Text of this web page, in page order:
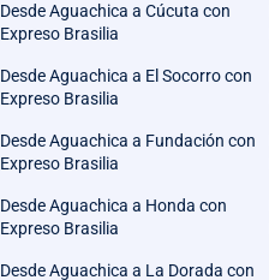
Desde Aguachica a Cúcuta con
Expreso Brasilia
Desde Aguachica a El Socorro con
Expreso Brasilia
Desde Aguachica a Fundación con
Expreso Brasilia
Desde Aguachica a Honda con
Expreso Brasilia
Desde Aguachica a La Dorada con